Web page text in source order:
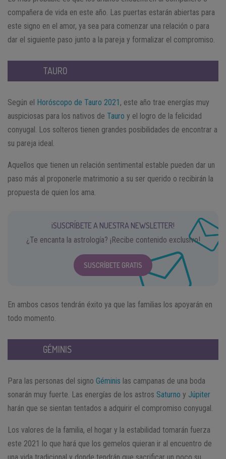
compañera de vida en este año. Las puertas estarán abiertas para
este signo en el amor, ya sea para comenzar una relación o para
dar el siguiente paso junto a la pareja y formalizar el compromiso.
TAURO
Según el Horóscopo de Tauro 2021 , este año trae energías muy
auspiciosas para los nativos de Tauro y el logro de la felicidad
conyugal. Los solteros tienen grandes posibilidades de encontrar a
su pareja ideal.
Aquellos que tienen un relación sentimental estable pueden dar un
paso más al proponerle matrimonio a su ser querido o recibirán la
propuesta de quien los ama.
¡SUSCRÍBETE A NUESTRA NEWSLETTER!
¿Te encanta la astrología? ¡Recibe contenido exclusivo!
SUSCRÍBETE GRATIS
En ambos casos tendrán éxito ya que las familias los apoyarán en
todo momento.
GÉMINIS
Para las personas del signo Géminis las campanas de una boda
sonarán muy fuerte. Las energías de los astros Saturno y Júpiter
harán que se sientan tentados a adquirir el compromiso conyugal.
Los valores de la familia, el hogar y la estabilidad tomarán fuerza
este 2021 lo que hará que los gemelos quieran ir al encuentro de
una vida tradicional y donde tendrán que sacrificar un poco su